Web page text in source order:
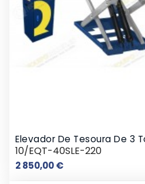
Elevador De Tesoura De 3
10/EQT-40SLE-220
2 850,00 €Preço